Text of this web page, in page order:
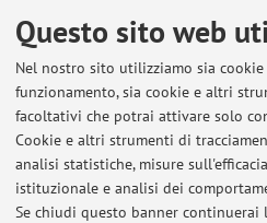
Questo sito web
Nel nostro sito utilizziamo sia
funzionamento, sia cookie e altri
facoltativi che potrai attivare solo
Cookie e altri strumenti di
analisi statistiche, misure
istituzionale e analisi dei
Se chiudi questo banner continuerai
Temi di ricerca
Anatolia romana
Cittadinanza
politica greca
Liberti e società nel
Colonizzazione greca Costumi e
Alterità nel mondo antico